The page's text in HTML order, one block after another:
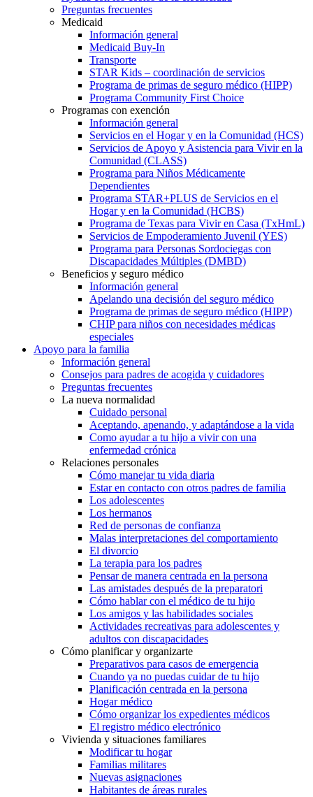
Preguntas frecuentes
Medicaid
Información general
Medicaid Buy-In
Transporte
STAR Kids – coordinación de servicios
Programa de primas de seguro médico (HIPP)
Programa Community First Choice
Programas con exención
Información general
Servicios en el Hogar y en la Comunidad (HCS)
Servicios de Apoyo y Asistencia para Vivir en la
Comunidad (CLASS)
Programa para Niños Médicamente
Dependientes
Programa STAR+PLUS de Servicios en el
Hogar y en la Comunidad (HCBS)
Programa de Texas para Vivir en Casa (TxHmL)
Servicios de Empoderamiento Juvenil (YES)
Programa para Personas Sordociegas con
Discapacidades Múltiples (DMBD)
Beneficios y seguro médico
Información general
Apelando una decisión del seguro médico
Programa de primas de seguro médico (HIPP)
CHIP para niños con necesidades médicas
especiales
Apoyo para la familia
Información general
Consejos para padres de acogida y cuidadores
Preguntas frecuentes
La nueva normalidad
Cuidado personal
Aceptando, apenando, y adaptándose a la vida
Como ayudar a tu hijo a vivir con una
enfermedad crónica
Relaciones personales
Cómo manejar tu vida diaria
Estar en contacto con otros padres de familia
Los adolescentes
Los hermanos
Red de personas de confianza
Malas interpretaciones del comportamiento
El divorcio
La terapia para los padres
Pensar de manera centrada en la persona
Las amistades después de la preparatori
Cómo hablar con el médico de tu hijo
Los amigos y las habilidades sociales
Actividades recreativas para adolescentes y
adultos con discapacidades
Cómo planificar y organizarte
Preparativos para casos de emergencia
Cuando ya no puedas cuidar de tu hijo
Planificación centrada en la persona
Hogar médico
Cómo organizar los expedientes médicos
El registro médico electrónico
Vivienda y situaciones familiares
Modificar tu hogar
Familias militares
Nuevas asignaciones
Habitantes de áreas rurales